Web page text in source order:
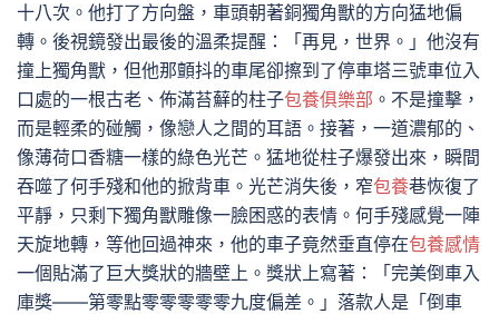
十八次。他打了方向盤，車頭朝著銅獨角獸的方向猛地偏
轉。後視鏡發出最後的溫柔提醒：「再見，世界。」他沒有
撞上獨角獸，但他那顫抖的車尾卻擦到了停車塔三號車位入
口處的一根古老、佈滿苔蘚的柱子包養俱樂部 。不是撞擊，
而是輕柔的碰觸，像戀人之間的耳語。接著，一道濃郁的、
像薄荷口香糖一樣的綠色光芒。猛地從柱子爆發出來，瞬間
吞噬了何手殘和他的掀背車。光芒消失後，窄包養巷恢復了
平靜，只剩下獨角獸雕像一臉困惑的表情。何手殘感覺一陣
天旋地轉，等他回過神來，他的車子竟然垂直停在包養感情
一個貼滿了巨大獎狀的牆壁上。獎狀上寫著：「完美倒車入
庫獎——第零點零零零零零九度偏差。」落款人是「倒車